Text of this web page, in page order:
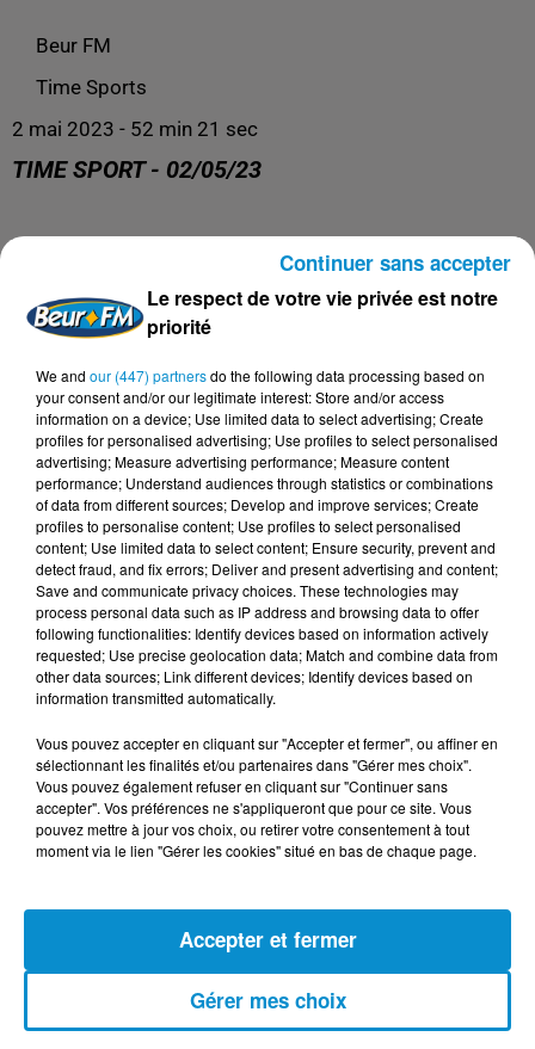
Beur FM
Time Sports
2 mai 2023 - 52 min 21 sec
TIME SPORT - 02/05/23
Time Sports
DERNIERS PODCASTS
24 juillet 2026
Les Zinformés - 24/07/26
23 juillet 2026
Les Zinformés - 23/07/26
22 juillet 2026
Les Zinformés - 22/07/26
Le respect de votre vie privée est notre
priorité
We and our (447) partnersdo the following data processing based on
your consent and/or our legitimate interest: Store and/or access
information on a device; Use limited data to select advertising; Create
profiles for personalised advertising; Use profiles to select personalised
advertising; Measure advertising performance; Measure content
performance; Understand audiences through statistics or combinations
of data from different sources; Develop and improve services; Create
profiles to personalise content; Use profiles to select personalised
content; Use limited data to select content; Ensure security, prevent and
detect fraud, and fix errors; Deliver and present advertising and content;
Save and communicate privacy choices. These technologies may
process personal data such as IP address and browsing data to offer
following functionalities: Identify devices based on information actively
requested; Use precise geolocation data; Match and combine data from
other data sources; Link different devices; Identify devices based on
information transmitted automatically.
Vous pouvez accepter en cliquant sur "Accepter et fermer", ou affiner en
sélectionnant les finalités et/ou partenaires dans "Gérer mes choix".
Vous pouvez également refuser en cliquant sur "Continuer sans
accepter". Vos préférences ne s'appliqueront que pour ce site. Vous
pouvez mettre à jour vos choix, ou retirer votre consentement à tout
moment via le lien "Gérer les cookies" situé en bas de chaque page.
Gérer mes choix
Accepter et fermer
Continuer sans accepter